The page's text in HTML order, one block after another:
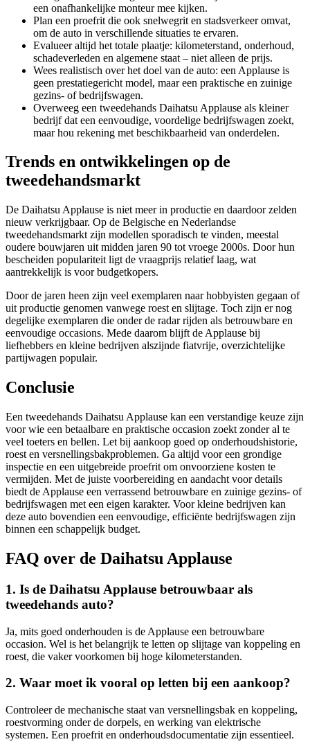
een onafhankelijke monteur mee kijken.
Plan een proefrit die ook snelwegrit en stadsverkeer omvat,
om de auto in verschillende situaties te ervaren.
Evalueer altijd het totale plaatje: kilometerstand, onderhoud,
schadeverleden en algemene staat – niet alleen de prijs.
Wees realistisch over het doel van de auto: een Applause is
geen prestatiegericht model, maar een praktische en zuinige
gezins- of bedrijfswagen.
Overweeg een tweedehands Daihatsu Applause als kleiner
bedrijf dat een eenvoudige, voordelige bedrijfswagen zoekt,
maar hou rekening met beschikbaarheid van onderdelen.
Trends en ontwikkelingen op de
tweedehandsmarkt
De Daihatsu Applause is niet meer in productie en daardoor zelden
nieuw verkrijgbaar. Op de Belgische en Nederlandse
tweedehandsmarkt zijn modellen sporadisch te vinden, meestal
oudere bouwjaren uit midden jaren 90 tot vroege 2000s. Door hun
bescheiden populariteit ligt de vraagprijs relatief laag, wat
aantrekkelijk is voor budgetkopers.
Door de jaren heen zijn veel exemplaren naar hobbyisten gegaan of
uit productie genomen vanwege roest en slijtage. Toch zijn er nog
degelijke exemplaren die onder de radar rijden als betrouwbare en
eenvoudige occasions. Mede daarom blijft de Applause bij
liefhebbers en kleine bedrijven alszijnde fiatvrije, overzichtelijke
partijwagen populair.
Conclusie
Een tweedehands Daihatsu Applause kan een verstandige keuze zijn
voor wie een betaalbare en praktische occasion zoekt zonder al te
veel toeters en bellen. Let bij aankoop goed op onderhoudshistorie,
roest en versnellingsbakproblemen. Ga altijd voor een grondige
inspectie en een uitgebreide proefrit om onvoorziene kosten te
vermijden. Met de juiste voorbereiding en aandacht voor details
biedt de Applause een verrassend betrouwbare en zuinige gezins- of
bedrijfswagen met een eigen karakter. Voor kleine bedrijven kan
deze auto bovendien een eenvoudige, efficiënte bedrijfswagen zijn
binnen een schappelijk budget.
FAQ over de Daihatsu Applause
1. Is de Daihatsu Applause betrouwbaar als
tweedehands auto?
Ja, mits goed onderhouden is de Applause een betrouwbare
occasion. Wel is het belangrijk te letten op slijtage van koppeling en
roest, die vaker voorkomen bij hoge kilometerstanden.
2. Waar moet ik vooral op letten bij een aankoop?
Controleer de mechanische staat van versnellingsbak en koppeling,
roestvorming onder de dorpels, en werking van elektrische
systemen. Een proefrit en onderhoudsdocumentatie zijn essentieel.